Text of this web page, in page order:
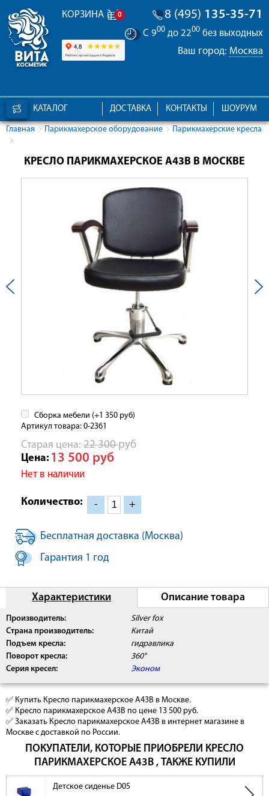
КОРЗИНА 0 8 (495) 135-35-71
С 900 до 2200 без выходных
Ваш город: Москва
КАТАЛОГ ШОУРУМ
КОНТАКТЫ
ДОСТАВКА
Главная Парикмахерское оборудование Парикмахерские кресла
КРЕСЛО ПАРИКМАХЕРСКОЕ А43B В МОСКВЕ
Сборка мебели (+1 350 руб)
Артикул товара: 0-2361
Cтарая цена: 22 300руб
Цена: 13 500 руб
Нет в наличии
Количество: - +
Бесплатная доставка (Москва)
Гарантия 1 год
Характеристики Описание товара
Производитель:
Silver fox
Страна производитель:
Китай
Подъем кресла:
гидравлика
Поворот кресла:
360°
Серия кресел:
Эконом
✅ Купить Кресло парикмахерское А43B в Москве.
✅ Кресло парикмахерское А43B по цене 13 500 руб.
✅ Заказать Кресло парикмахерское А43B в интернет магазине в
Москве с доставкой по России.
ПОКУПАТЕЛИ, КОТОРЫЕ ПРИОБРЕЛИ КРЕСЛО
ПАРИКМАХЕРСКОЕ А43B , ТАКЖЕ КУПИЛИ
Детское сиденье D05